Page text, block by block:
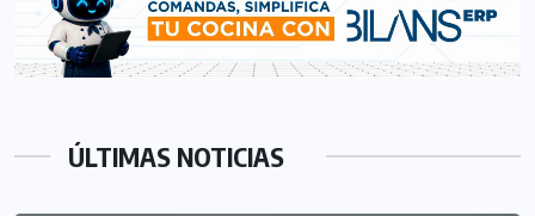
ÚLTIMAS NOTICIAS